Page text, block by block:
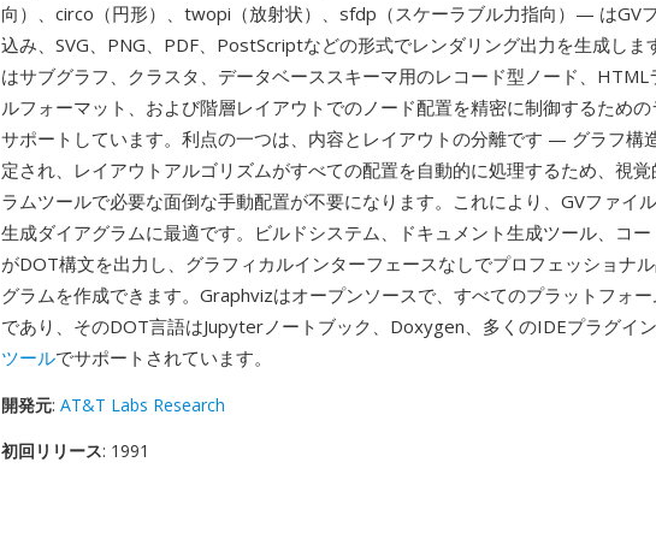
向）、circo（円形）、twopi（放射状）、sfdp（スケーラブル力指向）— はGV
込み、SVG、PNG、PDF、PostScriptなどの形式でレンダリング出力を生成しま
はサブグラフ、クラスタ、データベーススキーマ用のレコード型ノード、HTML
ルフォーマット、および階層レイアウトでのノード配置を精密に制御するため
サポートしています。利点の一つは、内容とレイアウトの分離です — グラフ構
定され、レイアウトアルゴリズムがすべての配置を自動的に処理するため、視
ラムツールで必要な面倒な手動配置が不要になります。これにより、GVファイ
生成ダイアグラムに最適です。ビルドシステム、ドキュメント生成ツール、コ
がDOT構文を出力し、グラフィカルインターフェースなしでプロフェッショナ
グラムを作成できます。Graphvizはオープンソースで、すべてのプラットフォ
であり、そのDOT言語はJupyterノートブック、Doxygen、多くのIDEプラグイ
ツールでサポートされています。
開発元: AT&T Labs Research
初回リリース: 1991